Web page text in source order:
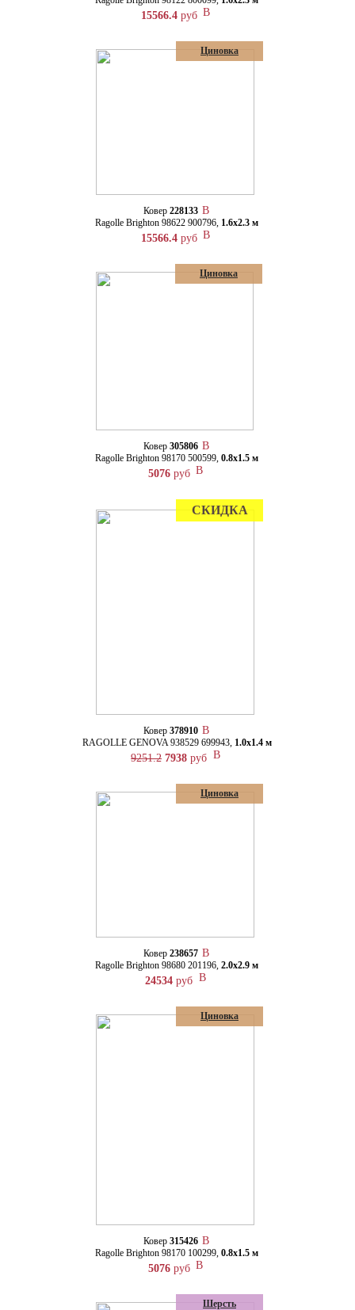
15566.4руб
Циновка
Ковер 228133
Ragolle Brighton 98622 900796, 1.6х2.3 м
15566.4руб
Циновка
Ковер 305806
Ragolle Brighton 98170 500599, 0.8х1.5 м
5076руб
СКИДКА
Ковер 378910
RAGOLLE GENOVA 938529 699943, 1.0х1.4 м
9251.2 7938 руб
Циновка
Ковер 238657
Ragolle Brighton 98680 201196, 2.0х2.9 м
24534 руб
Циновка
Ковер 315426
Ragolle Brighton 98170 100299, 0.8х1.5 м
5076руб
Шерсть